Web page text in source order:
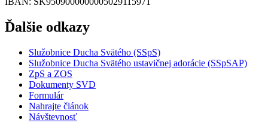
Ďalšie odkazy
Služobnice Ducha Svätého (SSpS)
Služobnice Ducha Svätého ustavičnej adorácie (SSpSAP)
ZpS a ZOS
Dokumenty SVD
Formulár
Nahrajte článok
Návštevnosť